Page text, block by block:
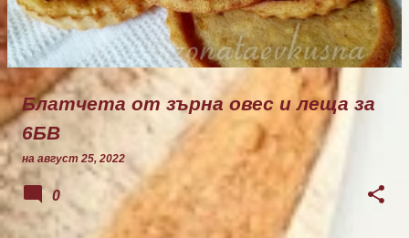
Блатчета от зърна овес и леща за
6БВ
на август 25, 2022
0